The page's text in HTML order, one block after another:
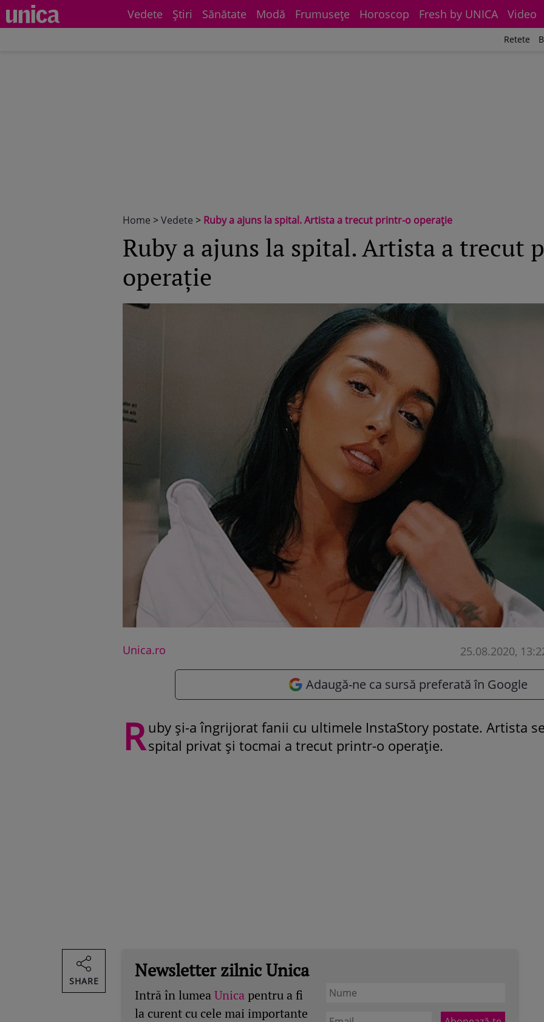
Vedete Știri Sănătate Modă Frumuseţe Horoscop Fresh by UNICA Video
Retete
Home >Vedete > Ruby a ajuns la spital. Artista a trecut printr-o operație
Ruby a ajuns la spital. Artista a trecut
operație
Unica.ro 25.08.2020,
Adaugă-ne ca sursă preferată în Google
R uby și-a îngrijorat fanii cu ultimele InstaStory postate. Artista
spital privat și tocmai a trecut printr-o operație.
Newsletter zilnic Unica
Intră în lumeaUnica pentru a fi
la curent cu cele mai importante
SHARE